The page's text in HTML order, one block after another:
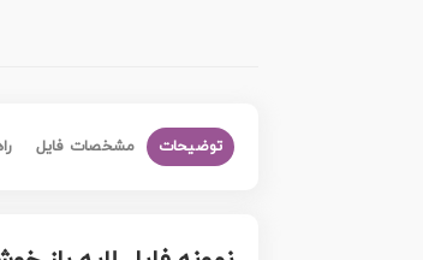
توضیحات مشخصات فایل